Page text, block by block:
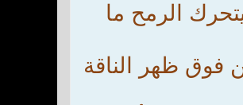
الرمح ما
فوق ظهر الناقة